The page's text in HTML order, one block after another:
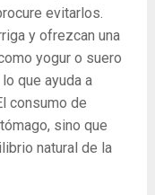
evitarlos.
y ofrezcan una
yogur o suero
que ayuda a
consumo de
sino que
natural de la